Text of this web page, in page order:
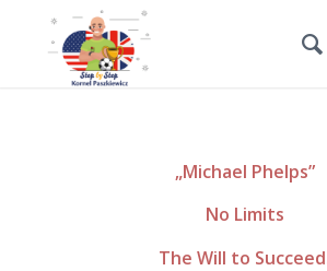
„Michael Phelps”
No Limits
The Will to